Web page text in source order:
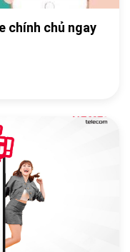
chính chủ ngay